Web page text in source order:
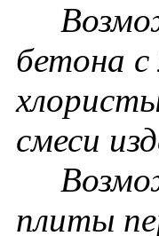
бетона
смеси
плиты